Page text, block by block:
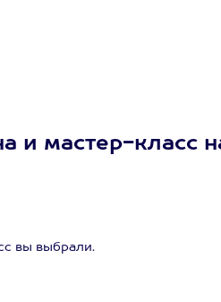
и мастер-класс
вы выбрали.